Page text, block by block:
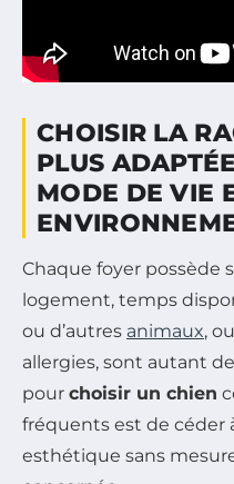
CHOISIR LA
PLUS
MODE DE VIE
Chaque foyer possède
logement, temps
ou d’autres animaux,
allergies, sont autant
pour choisir un chien
fréquents est de
esthétique sans